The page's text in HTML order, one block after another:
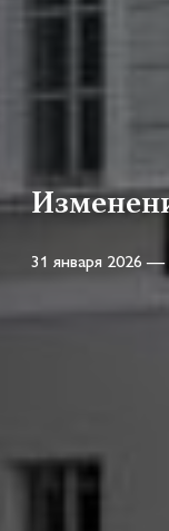
31 января 2026 —